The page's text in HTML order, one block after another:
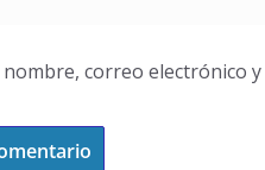
correo electrónico